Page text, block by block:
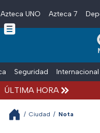
Skip to main content
Azteca UNO Azteca 7
Seguridad Internacional
ÚLTIMA HORA
/ Ciudad / Nota